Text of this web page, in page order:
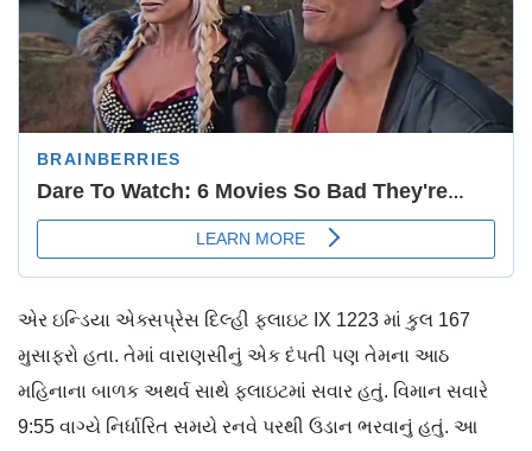
એર ઇન્ડિયા એક્સપ્રેસ દિલ્હી ફ્લાઇટ IX 1223 માં કુલ 167
મુસાફરો હતા. તેમાં વારાણસીનું એક દંપતી પણ તેમના આઠ
મહિનાના બાળક અથર્વ સાથે ફ્લાઇટમાં સવાર હતું. વિમાન સવારે
9:55 વાગ્યે નિર્ધારિત સમયે રનવે પરથી ઉડાન ભરવાનું હતું. આ